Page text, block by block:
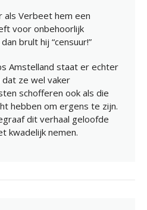
als Verbeet hem een
voor onbehoorlijk
brult hij “censuur!”
Amstelland staat er echter
ze wel vaker
schofferen ook als die
hebben om ergens te zijn.
dit verhaal geloofde
kwadelijk nemen.